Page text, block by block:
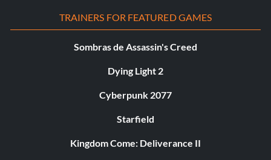
TRAINERS FOR FEATURED GAMES
Sombras de Assassin's Creed
Dying Light 2
Cyberpunk 2077
Starfield
Kingdom Come: Deliverance II